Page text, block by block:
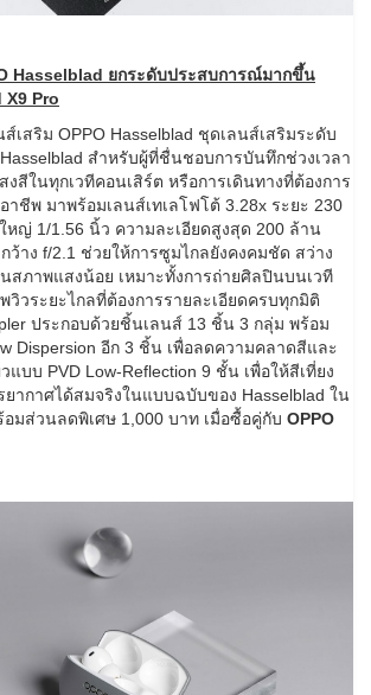
Hasselblad ยกระดับประสบการณ์มากขึ้น
X9 Pro
เสริม OPPO Hasselblad ชุดเลนส์เสริมระดับ
สำหรับผู้ที่ชื่นชอบการบันทึกช่วงเวลา
งสีในทุกเวทีคอนเสิร์ต หรือการเดินทางที่ต้องการ
าชีพ มาพร้อมเลนส์เทเลโฟโต้ 3.28x ระยะ 230
หญ่ 1/1.56 นิ้ว ความละเอียดสูงสุด 200 ล้าน
ว้าง f/2.1 ช่วยให้การซูมไกลยังคงคมชัด สว่าง
สภาพแสงน้อย เหมาะทั้งการถ่ายศิลปินบนเวที
วิวระยะไกลที่ต้องการรายละเอียดครบทุกมิติ
ประกอบด้วยชิ้นเลนส์ 13 ชิ้น 3 กลุ่ม พร้อม
Dispersion อีก 3 ชิ้น เพื่อลดความคลาดสีและ
แบบ PVD Low-Reflection 9 ชั้น เพื่อให้สีเที่ยง
ยากาศได้สมจริงในแบบฉบับของ Hasselblad ใน
มส่วนลดพิเศษ 1,000 บาท เมื่อซื้อคู่กับ OPPO